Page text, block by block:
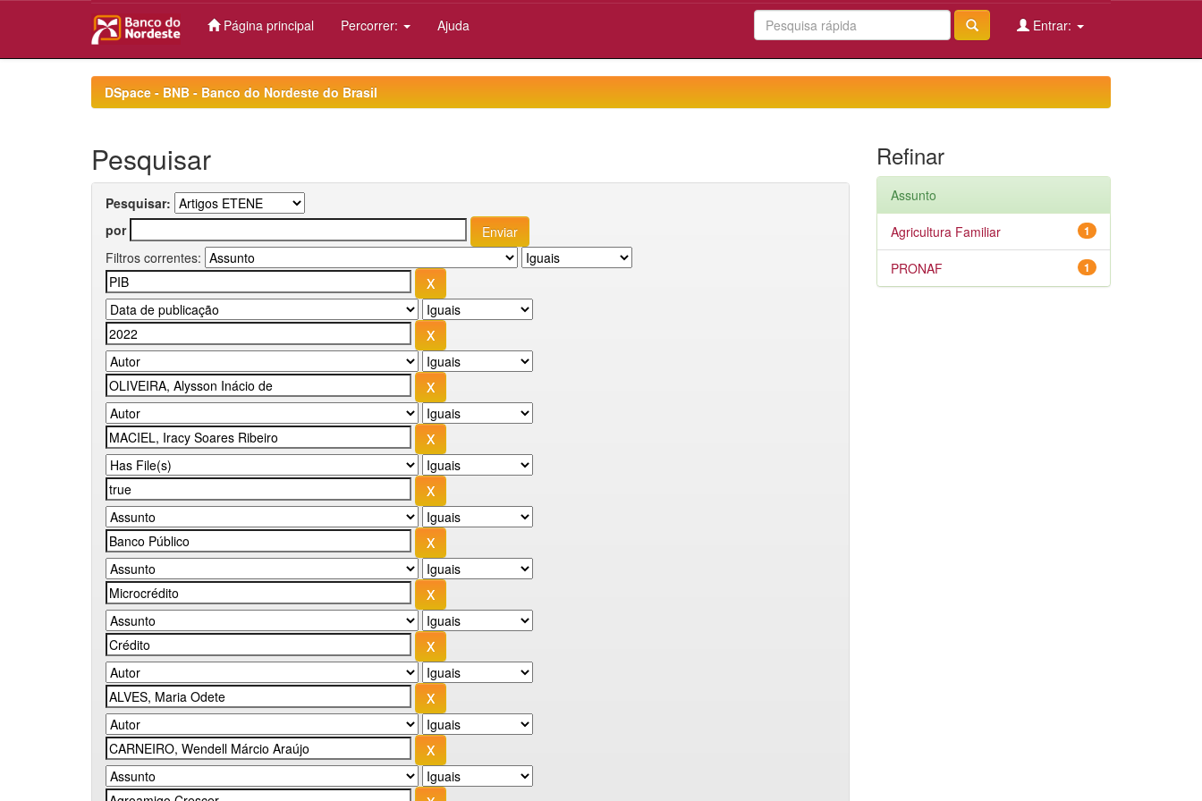
Página principal Percorrer: Ajuda Entrar:
DSpace - BNB - Banco do Nordeste do Brasil
Pesquisar
Pesquisar:
por
Filtros correntes:
Refinar
Assunto
1
Agricultura Familiar
1
PRONAF